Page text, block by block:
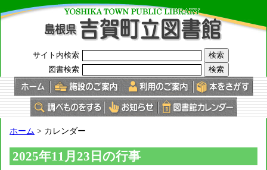
このページの本文へ
サイト内検索
図書検索
現
の
位
置：
ホーム > カレンダー
2025年11月23日の行事